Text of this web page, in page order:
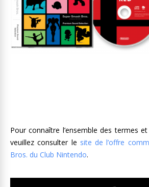
Pour connaître l’ensemble des termes
veuillez consulter le site de l’offre
Bros. du Club Nintendo.